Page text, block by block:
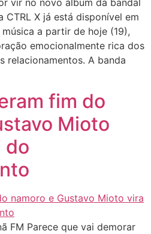
CTRL X já está disponível em
a partir de hoje (19),
emocionalmente rica dos
relacionamentos. A banda
fim do
Mioto
do
FM Parece que vai demorar